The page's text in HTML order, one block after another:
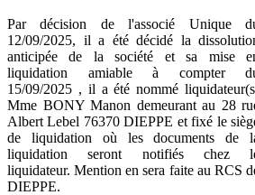
Par décision de l'associé Unique
12/09/2025, il a été décidé la
anticipée de la société et sa mise
liquidation amiable à compter
15/09/2025 , il a été nommé
Mme BONY Manon demeurant au 28
Albert Lebel 76370 DIEPPE et fixé le
de liquidation où les documents de
liquidation seront notifiés chez
liquidateur. Mention en sera faite au RCS
DIEPPE.